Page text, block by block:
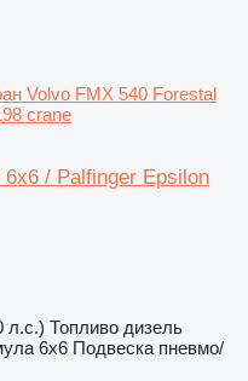
Volvo FMX 540 Forestal
crane
/ Palfinger Epsilon
л.с.) Топливо дизель
6x6 Подвеска пневмо/